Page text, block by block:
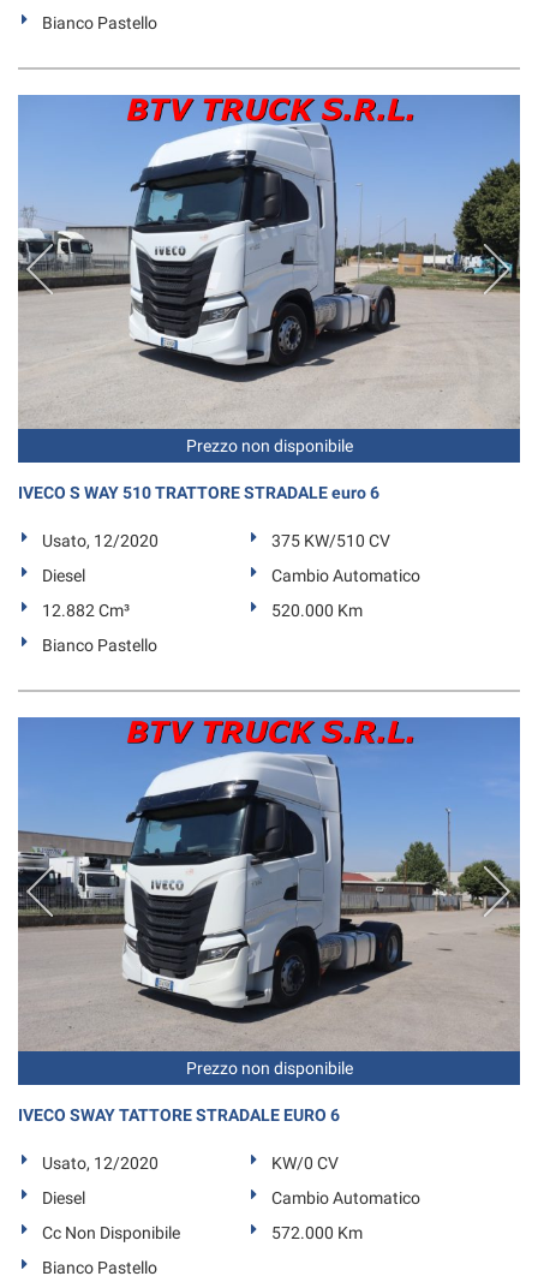
Bianco Pastello
Prezzo non disponibile
IVECO S WAY 510 TRATTORE STRADALE euro 6
Usato, 12/2020
375 KW/510 CV
Diesel
Cambio Automatico
12.882 Cm³
520.000 Km
Bianco Pastello
Prezzo non disponibile
IVECO SWAY TATTORE STRADALE EURO 6
Usato, 12/2020
KW/0 CV
Diesel
Cambio Automatico
Cc Non Disponibile
572.000 Km
Bianco Pastello